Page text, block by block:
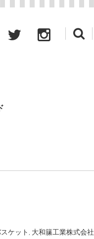
ケット , 大和籘工業株式会社